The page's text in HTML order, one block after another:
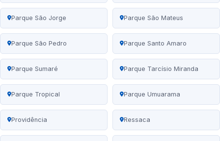
Parque São Jorge Parque São Mateus
Parque São Pedro Parque Santo Amaro
Parque Sumaré Parque Tarcísio Miranda
Parque Tropical Parque Umuarama
Providência Ressaca